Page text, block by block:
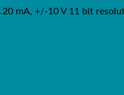
mA, +/-10 V 11 bit